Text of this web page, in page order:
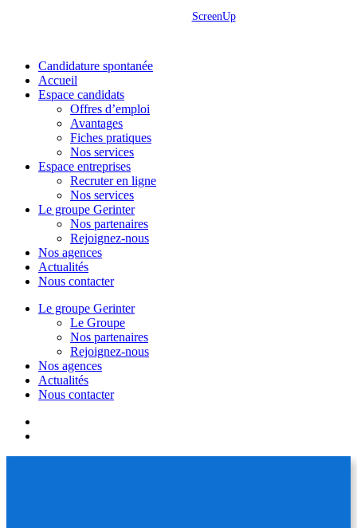
ScreenUp
Close
Menu
Candidature spontanée
Accueil
Espace candidats
Offres d’emploi
Avantages
Fiches pratiques
Nos services
Espace entreprises
Recruter en ligne
Nos services
Le groupe Gerinter
Nos partenaires
Rejoignez-nous
Nos agences
Actualités
Nous contacter
Le groupe Gerinter
Le Groupe
Nos partenaires
Rejoignez-nous
Nos agences
Actualités
Nous contacter